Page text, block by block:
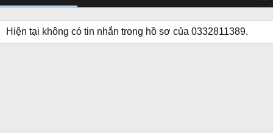
Hiện tại không có tin nhắn trong hồ sơ của 0332811389.